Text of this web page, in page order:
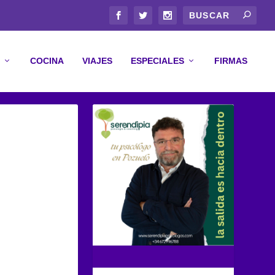
COCINA VIAJES ESPECIALES FIRMAS